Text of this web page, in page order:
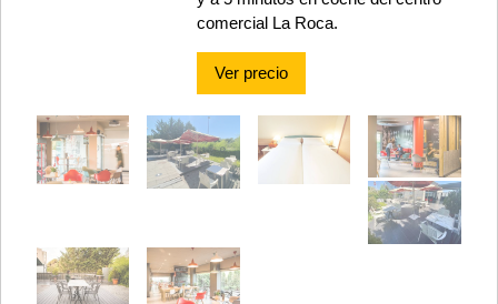
comercial La Roca.
Ver precio